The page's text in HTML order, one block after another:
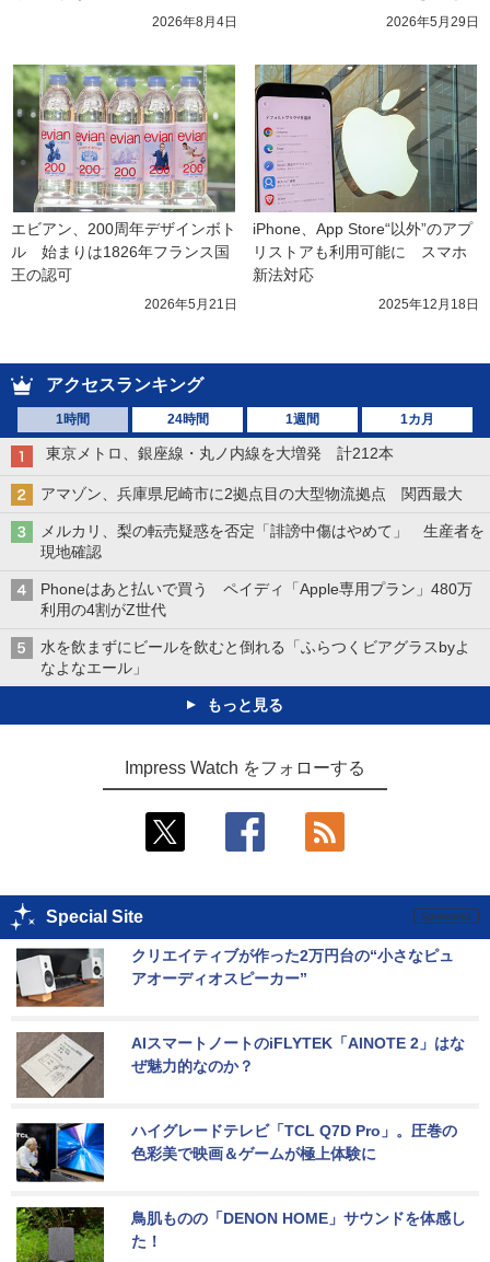
2026年8月4日 2026年5月29日
エビアン、200周年デザインボト
ル　始まりは1826年フランス国
王の認可
2026年5月21日
iPhone、App Store“以外”のアプ
リストアも利用可能に　スマホ
新法対応
2025年12月18日
アクセスランキング
1時間 24時間 1週間 1カ月
東京メトロ、銀座線・丸ノ内線を大増発 計212本
アマゾン、兵庫県尼崎市に2拠点目の大型物流拠点 関西最大
メルカリ、梨の転売疑惑を否定「誹謗中傷はやめて」 生産者を
現地確認
Phoneはあと払いで買う ペイディ「Apple専用プラン」480万
利用の4割がZ世代
水を飲まずにビールを飲むと倒れる「ふらつくビアグラスbyよ
なよなエール」
もっと見る
Impress Watch をフォローする
Special Site
クリエイティブが作った2万円台の“小さなピュ
アオーディオスピーカー”
AIスマートノートのiFLYTEK「AINOTE 2」はな
ぜ魅力的なのか？
ハイグレードテレビ「TCL Q7D Pro」。圧巻の
色彩美で映画＆ゲームが極上体験に
鳥肌ものの「DENON HOME」サウンドを体感し
た！